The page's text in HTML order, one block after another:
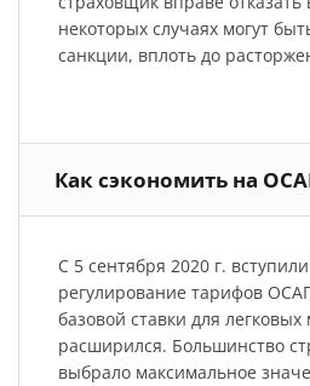
некоторых случаях могут
санкции, вплоть до
Как сэкономить на
С 5 сентября 2020 г.
регулирование тарифов
базовой ставки для
расширился. Большинство
выбрало максимальное